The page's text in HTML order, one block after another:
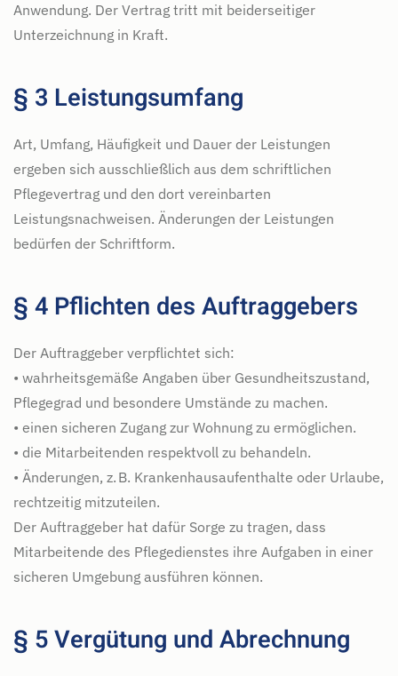
Anwendung. Der Vertrag tritt mit beiderseitiger
Unterzeichnung in Kraft.
§ 3 Leistungsumfang
Art, Umfang, Häufigkeit und Dauer der Leistungen
ergeben sich ausschließlich aus dem schriftlichen
Pflegevertrag und den dort vereinbarten
Leistungsnachweisen. Änderungen der Leistungen
bedürfen der Schriftform.
§ 4 Pflichten des Auftraggebers
Der Auftraggeber verpflichtet sich:
• wahrheitsgemäße Angaben über Gesundheitszustand,
Pflegegrad und besondere Umstände zu machen.
• einen sicheren Zugang zur Wohnung zu ermöglichen.
• die Mitarbeitenden respektvoll zu behandeln.
• Änderungen, z. B. Krankenhausaufenthalte oder Urlaube,
rechtzeitig mitzuteilen.
Der Auftraggeber hat dafür Sorge zu tragen, dass
Mitarbeitende des Pflegedienstes ihre Aufgaben in einer
sicheren Umgebung ausführen können.
§ 5 Vergütung und Abrechnung